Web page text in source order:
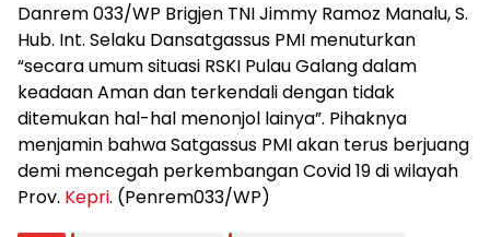
Danrem 033/WP Brigjen TNI Jimmy Ramoz Manalu, S.
Hub. Int. Selaku Dansatgassus PMI menuturkan
“secara umum situasi RSKI Pulau Galang dalam
keadaan Aman dan terkendali dengan tidak
ditemukan hal-hal menonjol lainya”. Pihaknya
menjamin bahwa Satgassus PMI akan terus berjuang
demi mencegah perkembangan Covid 19 di wilayah
Prov. Kepri. (Penrem033/WP)